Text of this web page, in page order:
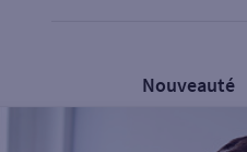
Nouveauté